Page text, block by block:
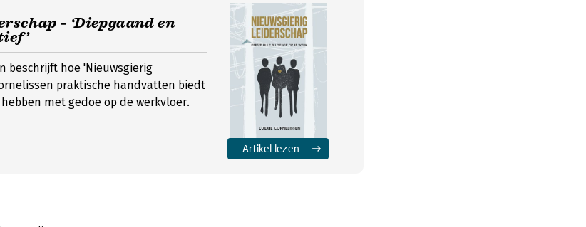
– ‘Diepgaand en
beschrijft hoe 'Nieuwsgierig
praktische handvatten biedt
met gedoe op de werkvloer.
Artikel lezen